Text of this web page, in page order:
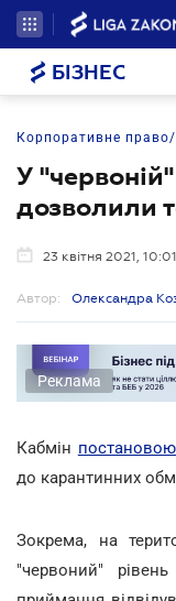
БІЗНЕС
Корпоративне право/
У
дозволили
23 квітня 2021, 10:01
Автор: Олександра
Реклама
Кабмін
до карантинних
Зокрема, на
"червоний"